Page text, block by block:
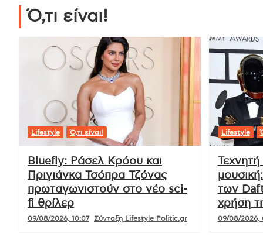
Ό,τι είναι!
Lifestyle Ό,τι είναι!
Bluefly: Ράσελ Κρόου και
Πριγιάνκα Τσόπρα Τζόνας
πρωταγωνιστούν στο νέο sci-
fi θρίλερ
09/08/2026, 10:07 Σύνταξη Lifestyle Politic.gr
Lifestyle
των Daft
χρήση
09/08/2026,